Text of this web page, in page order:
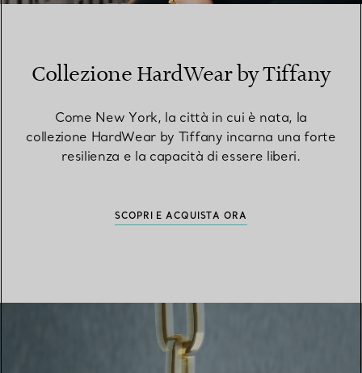
Collezione HardWear by Tiffany
Come New York, la città in cui è nata, la
collezione HardWear by Tiffany incarna una forte
resilienza e la capacità di essere liberi.
SCOPRI E ACQUISTA ORA